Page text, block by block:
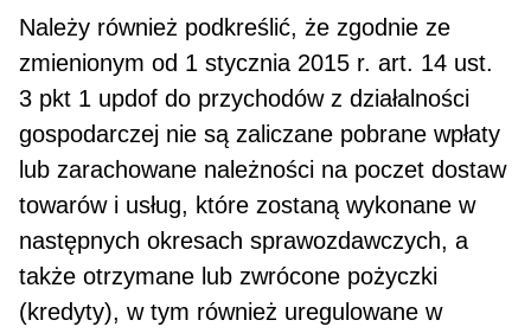
Należy również podkreślić, że zgodnie ze
zmienionym od 1 stycznia 2015 r. art. 14 ust.
3 pkt 1 updof do przy­chodów z działalności
gospodarczej nie są zaliczane pobrane wpłaty
lub zarachowane należności na poczet dostaw
towarów i usług, które zostaną wykonane w
następnych okresach sprawozdawczych, a
także otrzymane lub zwrócone pożyczki
(kredyty), w tym również uregulowane w